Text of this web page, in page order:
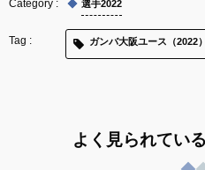
選手2022
ガンバ大阪ユース（2022）
よく見られてい